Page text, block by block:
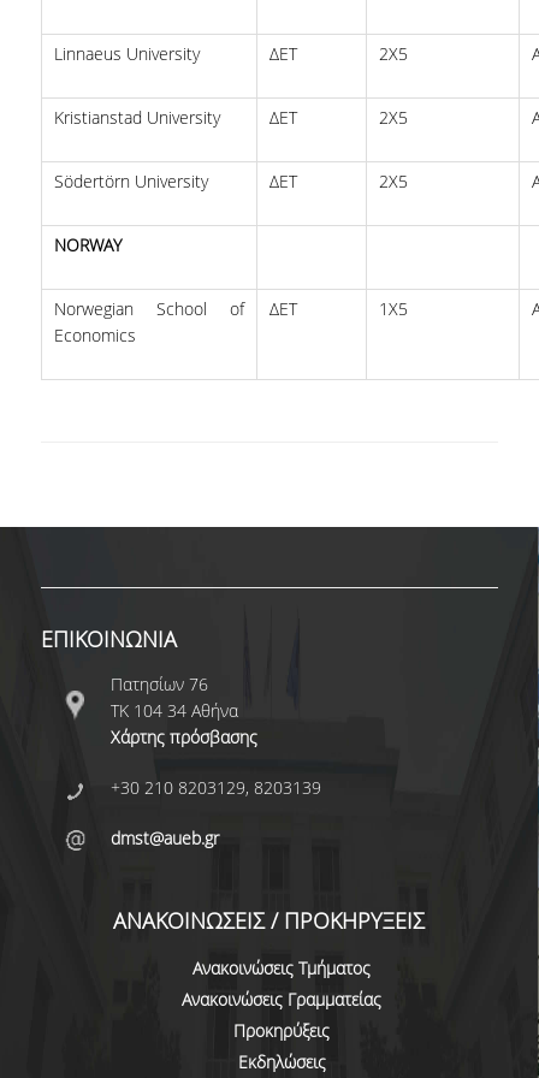
Linnaeus University ΔΕΤ 2Χ5
Kristianstad University ΔΕΤ 2X5
Södertörn University ΔΕΤ 2X5
NORWAY
Norwegian School of
Economics
ΔΕΤ 1Χ5
ΕΠΙΚΟΙΝΩΝΙΑ
Πατησίων 76
ΤΚ 104 34 Αθήνα
Χάρτης πρόσβασης
+30 210 8203129, 8203139
dmst@aueb.gr
ΑΝΑΚΟΙΝΩΣΕΙΣ / ΠΡΟΚΗΡΥΞΕΙΣ
Ανακοινώσεις Τμήματος
Ανακοινώσεις Γραμματείας
Προκηρύξεις
Εκδηλώσεις